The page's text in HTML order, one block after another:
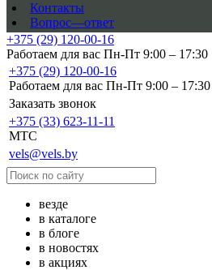
Контакты
Вопрос—ответ
+375 (29) 120-00-16
Работаем для вас Пн-Пт 9:00 – 17:30
+375 (29) 120-00-16
Работаем для вас Пн-Пт 9:00 – 17:30
Заказать звонок
+375 (33) 623-11-11
MTC
vels@vels.by
везде
в каталоге
в блоге
в новостях
в акциях